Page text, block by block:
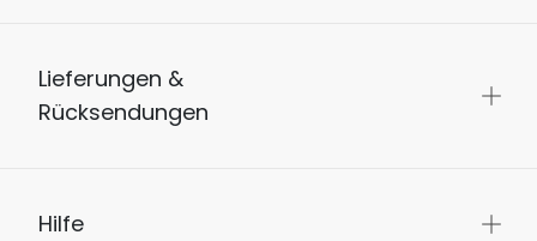
Lieferungen &
Rücksendungen
Hilfe